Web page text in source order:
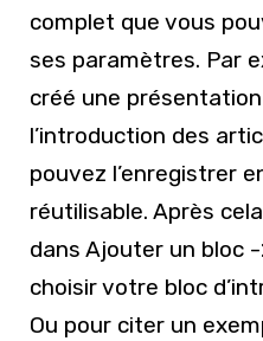
complet que vous
ses paramètres. Par
créé une
l’introduction des
pouvez l’enregistrer
réutilisable. Après
dans Ajouter un bloc
choisir votre bloc
Ou pour citer un